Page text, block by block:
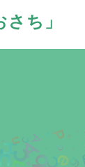
ち」